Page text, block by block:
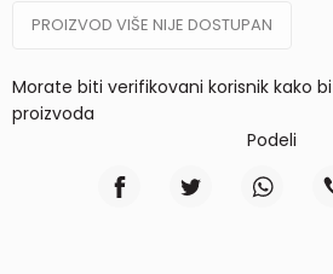
PROIZVOD VIŠE NIJE DOSTUPAN
Morate biti verifikovani korisnik kako
proizvoda
Podeli